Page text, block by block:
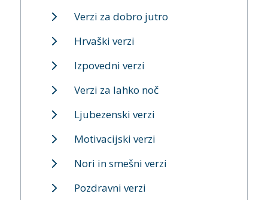
Verzi za dobro jutro
Hrvaški verzi
Izpovedni verzi
Verzi za lahko noč
Ljubezenski verzi
Motivacijski verzi
Nori in smešni verzi
Pozdravni verzi